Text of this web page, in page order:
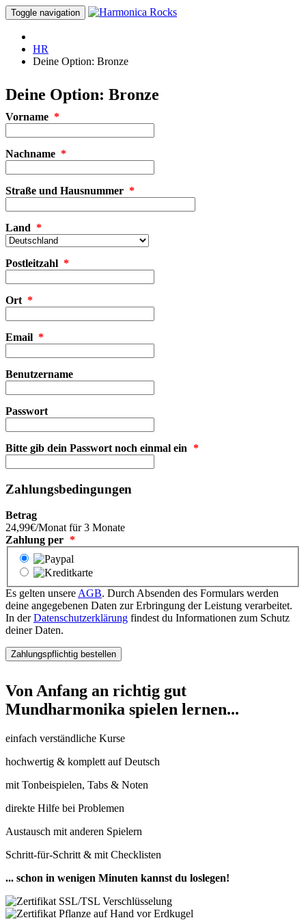
Toggle navigation
HR
Deine Option: Bronze
Deine Option: Bronze
Vorname *
Nachname *
Straße und Hausnummer *
Land *
Postleitzahl *
Ort *
Email *
Benutzername
Passwort
Bitte gib dein Passwort noch einmal ein *
Zahlungsbedingungen
Betrag
24,99€/Monat für 3 Monate
Zahlung per *
Es gelten unsere AGB. Durch Absenden des Formulars werden
deine angegebenen Daten zur Erbringung der Leistung verarbeitet.
In derDatenschutzerklärung findest du Informationen zum Schutz
deiner Daten.
Von Anfang an richtig gut
Mundharmonika spielen lernen...
einfach verständliche Kurse
hochwertig & komplett auf Deutsch
mit Tonbeispielen, Tabs & Noten
direkte Hilfe bei Problemen
Austausch mit anderen Spielern
Schritt-für-Schritt & mit Checklisten
... schon in wenigen Minuten kannst du loslegen!